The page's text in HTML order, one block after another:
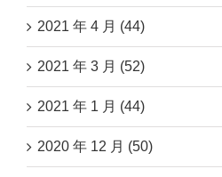
2021 年 4 月 (44)
2021 年 3 月 (52)
2021 年 1 月 (44)
2020 年 12 月 (50)